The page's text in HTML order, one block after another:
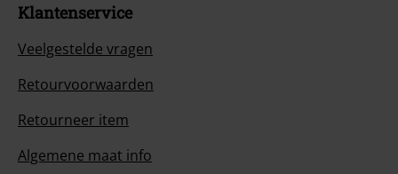
Klantenservice
Veelgestelde vragen
Retourvoorwaarden
Retourneer item
Algemene maat info